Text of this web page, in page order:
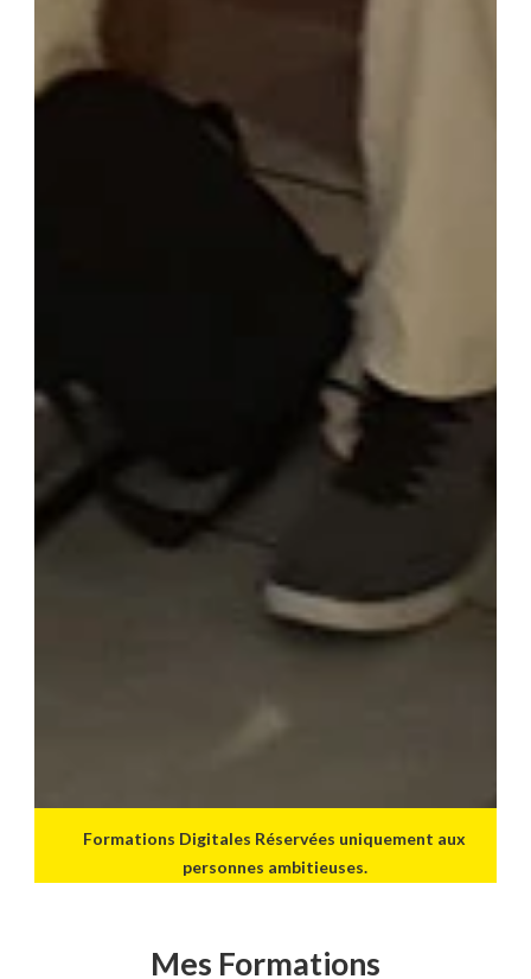
Formations Digitales Réservées uniquement aux
personnes ambitieuses.
Mes Formations